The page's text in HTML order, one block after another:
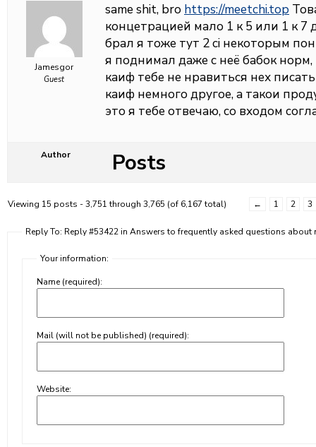
Jamesgor
Guest
same shit, bro https://meetchi.top
концетрацией мало 1 к 5 или 1 к
брал я тоже тут 2 ci некоторым
я поднимал даже с неё бабок
каиф тебе не нравиться нех
каиф немного другое, а такои
это я тебе отвечаю, со входом
Author Posts
Viewing 15 posts - 3,751 through 3,765 (of 6,167 total) ← 1 2 3
Reply To: Reply #53422 in Answers to frequently asked questions about
Your information:
Name (required):
Mail (will not be published) (required):
Website: